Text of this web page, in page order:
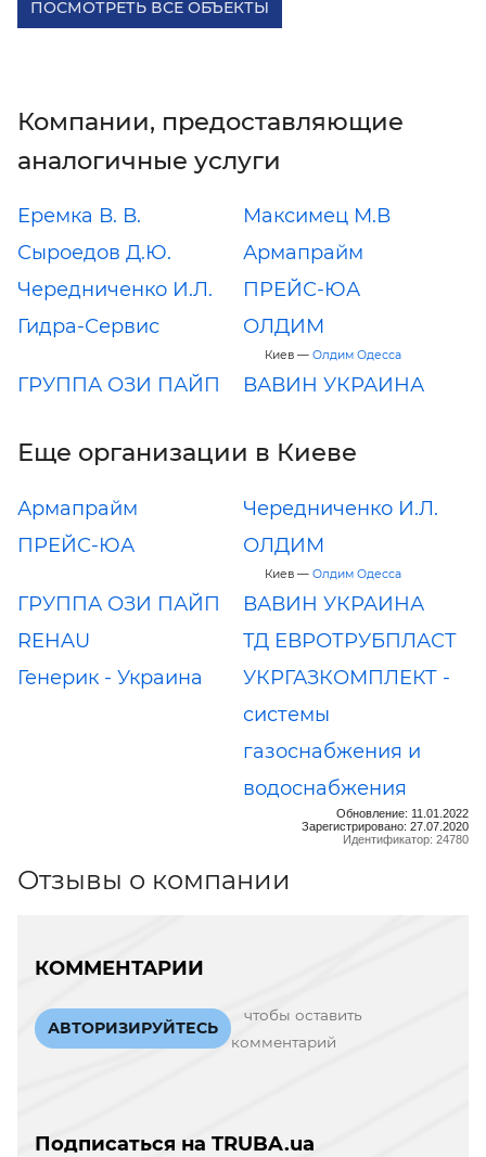
ПОСМОТРЕТЬ ВСЕ ОБЪЕКТЫ
Компании, предоставляющие
аналогичные услуги
Еремка В. В.
Максимец М.В
Сыроедов Д.Ю.
Армапрайм
Чередниченко И.Л.
ПРЕЙС-ЮА
Гидра-Сервис
ОЛДИМ
Киев — Олдим Одесса
ГРУППА ОЗИ ПАЙП ВАВИН УКРАИНА
Еще организации в Киеве
Армапрайм
Чередниченко И.Л.
ПРЕЙС-ЮА
ОЛДИМ
Киев — Олдим Одесса
ГРУППА ОЗИ ПАЙП
ВАВИН УКРАИНА
REHAU
ТД ЕВРОТРУБПЛАСТ
Генерик - Украина
УКРГАЗКОМПЛЕКТ -
системы
газоснабжения и
водоснабжения
Обновление: 11.01.2022
Зарегистрировано: 27.07.2020
Идентификатор: 24780
Отзывы о компании
КОММЕНТАРИИ
АВТОРИЗИРУЙТЕСЬ
чтобы оставить
комментарий
Подписаться на TRUBA.ua